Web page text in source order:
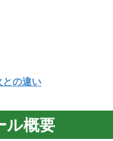
との違い
ル概要